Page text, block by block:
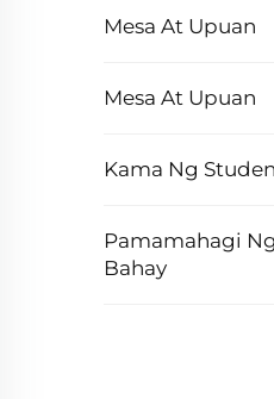
Mesa At Upuan
Mesa At Upuan
Kama Ng
Pamamahagi
Bahay